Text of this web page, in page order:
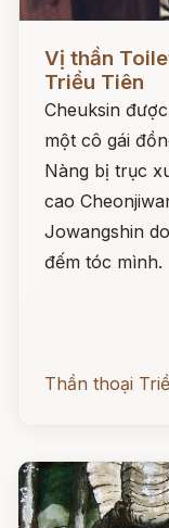
Đọc ngay
Vị thần
Triều Tiên
Cheuksin
một cô gái
Nàng bị trục
cao
Jowangshin
đếm tóc mình.
Thần thoại